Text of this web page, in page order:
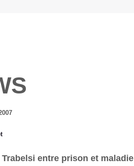
entre prison et maladie